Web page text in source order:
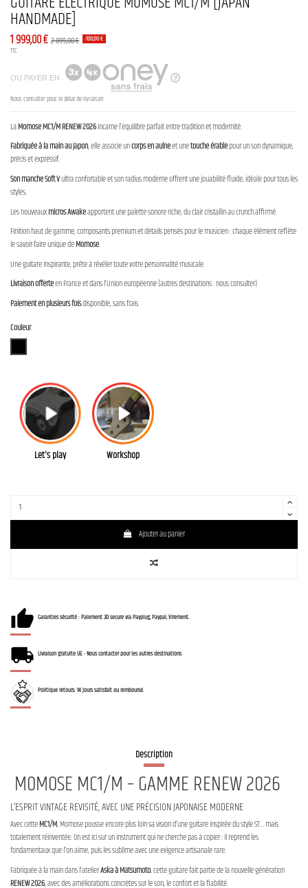
HANDMADE]
1 999,00 € 2 099,00 € -100,00 €
TTC
OU PAYER EN
Nous consulter pour le délai de livraison
LaMomose MC1/M RENEW 2026incarne l’équilibre parfait entre tradition et modernité.
Fabriquée à la main au Japon, elle associe uncorps en aulneet unetouche érablepour un son dynamique,
précis et expressif.
Son manche Soft Vultra confortable et son radius moderne offrent une jouabilité fluide, idéale pour tous les
styles.
Les nouveauxmicros Awakeapportent une palette sonore riche, du clair cristallin au crunch affirmé.
Finition haut de gamme, composants premium et détails pensés pour le musicien : chaque élément reflète
le savoir-faire unique deMomose.
Une guitare inspirante, prête à révéler toute votre personnalité musicale.
Livraison offerteen France et dans l’Union européenne (autres destinations : nous consulter)
Paiement en plusieurs foisdisponible, sans frais
Couleur
Let's play Workshop
Ajouter au panier
Garanties sécurité : Paiement 3D secure via Payplug, Paypal, Virement.
Livraison gratuite UE - Nous contacter pour les autres destinations
Politique retours: 14 jours satisfait ou remboursé.
Description
MOMOSE MC1/M – GAMME RENEW 2026
L’ESPRIT VINTAGE REVISITÉ, AVEC UNE PRÉCISION JAPONAISE MODERNE
Avec cetteMC1/M, Momose pousse encore plus loin sa vision d’une guitare inspirée du style ST… mais
totalement réinventée. On est ici sur un instrument qui ne cherche pas à copier : il reprend les
fondamentaux que l’on aime, puis les sublime avec une exigence artisanale rare.
Fabriquée à la main dans l’atelierAska à Matsumoto, cette guitare fait partie de la nouvelle génération
RENEW 2026, avec des améliorations concrètes sur le son, le confort et la fiabilité.